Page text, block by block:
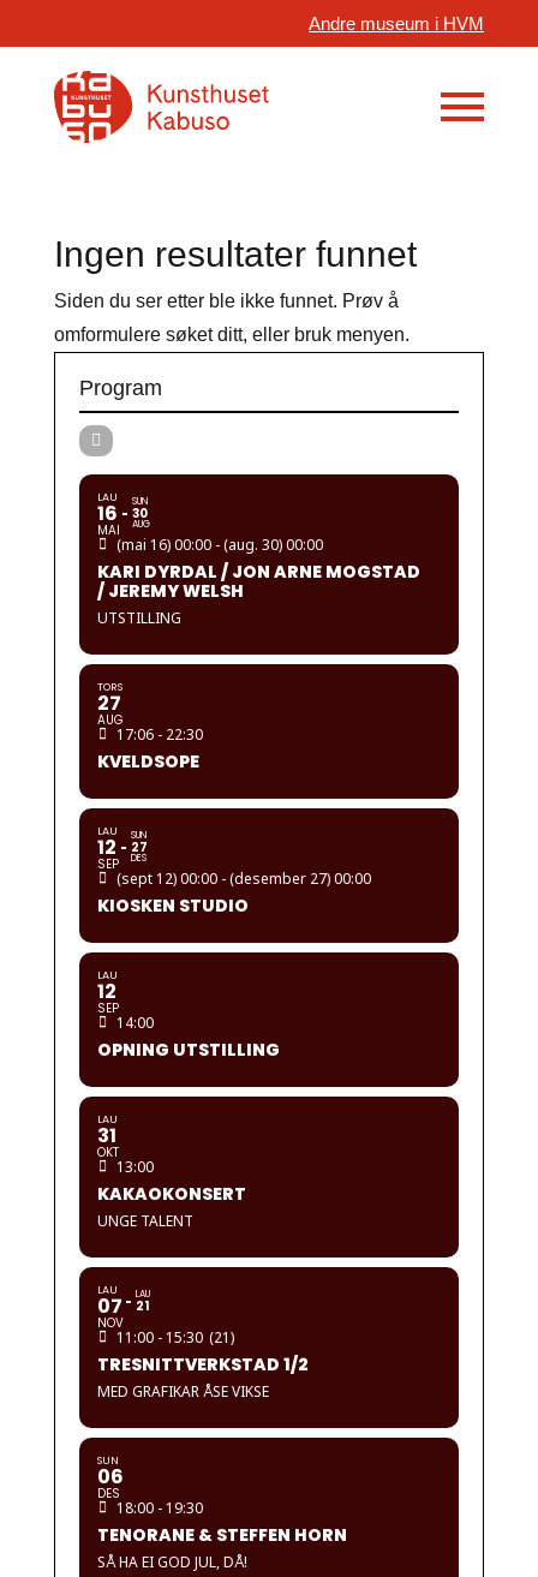
Andre museum i HVM
Ingen resultater funnet
Siden du ser etter ble ikke funnet. Prøv å
omformulere søket ditt, eller bruk menyen.
Program
LAU
16
MAI
SUN
30
AUG
(mai 16) 00:00 - (aug. 30) 00:00
KARI DYRDAL / JON ARNE MOGSTAD
/ JEREMY WELSH
UTSTILLING
TORS
27
AUG
17:06 - 22:30
KVELDSOPE
LAU
12
SEP
SUN
27
DES
(sept 12) 00:00 - (desember 27) 00:00
KIOSKEN STUDIO
LAU
12
SEP
14:00
OPNING UTSTILLING
LAU
31
OKT
13:00
KAKAOKONSERT
UNGE TALENT
LAU
07
NOV
LAU
21
11:00 - 15:30 (21)
TRESNITTVERKSTAD 1/2
MED GRAFIKAR ÅSE VIKSE
SUN
06
DES
18:00 - 19:30
TENORANE & STEFFEN HORN
SÅ HA EI GOD JUL, DÅ!